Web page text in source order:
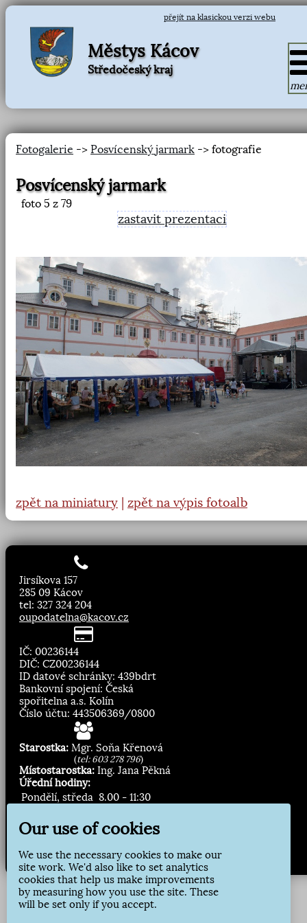
přejít na klasickou verzi webu
Městys Kácov
Středočeský kraj
Fotogalerie -> Posvícenský jarmark -> fotografie
Posvícenský jarmark
foto 5 z 79
zastavit prezentaci
zpět na miniatury | zpět na výpis fotoalb
Jirsíkova 157
285 09 Kácov
tel: 327 324 204
oupodatelna@kacov.cz
IČ: 00236144
DIČ: CZ00236144
ID datové schránky: 439bdrt
Bankovní spojení: Česká
spořitelna a.s. Kolín
Číslo účtu: 443506369/0800
Starostka: Mgr. Soňa Křenová
(tel: 603 278 796)
Místostarostka: Ing. Jana Pěkná
Úřední hodiny:
Pondělí, středa 8.00 - 11:30
Zasílání novinek:
Přihlásit odběr
Our use of cookies
We use the necessary cookies to make our
site work. We'd also like to set analytics
cookies that help us make improvements
by measuring how you use the site. These
will be set only if you accept.